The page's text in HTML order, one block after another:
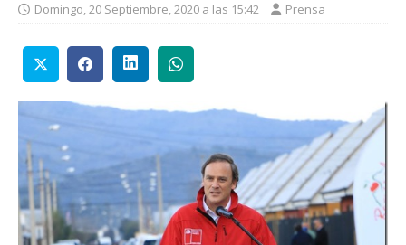
Domingo, 20 Septiembre, 2020 a las 15:42 Prensa